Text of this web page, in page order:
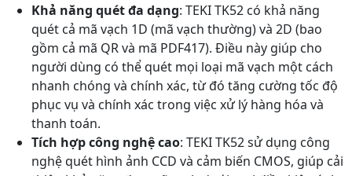
Khả năng quét đa dạng: TEKI TK52 có khả năng
quét cả mã vạch 1D (mã vạch thường) và 2D (bao
gồm cả mã QR và mã PDF417). Điều này giúp cho
người dùng có thể quét mọi loại mã vạch một cách
nhanh chóng và chính xác, từ đó tăng cường tốc độ
phục vụ và chính xác trong việc xử lý hàng hóa và
thanh toán.
Tích hợp công nghệ cao: TEKI TK52 sử dụng công
nghệ quét hình ảnh CCD và cảm biến CMOS, giúp cải